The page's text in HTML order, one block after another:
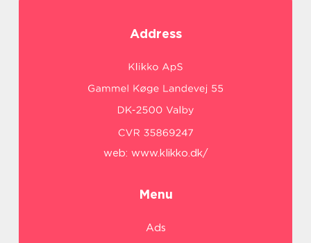
Address
web: www.klikko.dk/
Menu
Ads